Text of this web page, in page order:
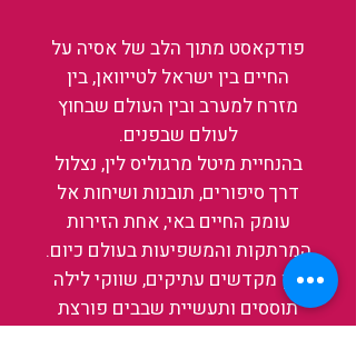
פודקאסט מתוך הלב של אסיה על
החיים בין ישראל לטייוואן, בין
מזרח למערב ובין העולם שבחוץ
לעולם שבפנים.
בהנחיית מיטל מרגוליס לין, נצלול
דרך סיפורים, תובנות ושיחות אל
עומק החיים באי, אחת הזירות
המרתקות והמשפיעות בעולם כיום.
בין מקדשים עתיקים, שווקי לילה
תוססים ותעשיית שבבים פורצת